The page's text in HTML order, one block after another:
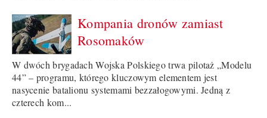
Kompania dronów zamiast
Rosomaków
W dwóch brygadach Wojska Polskiego trwa pilotaż „Modelu
44” – programu, którego kluczowym elementem jest
nasycenie batalionu systemami bezzałogowymi. Jedną z
czterech kom...